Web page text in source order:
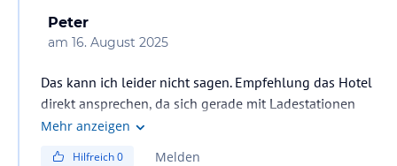
Peter
am 16. August 2025
Das kann ich leider nicht sagen. Empfehlung das Hotel
direkt ansprechen, da sich gerade mit Ladestationen
gerade viel ändert.
Mehr anzeigen
Hilfreich0 Melden